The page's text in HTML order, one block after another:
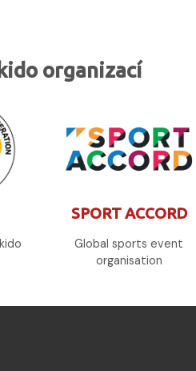
organizací
SPORT ACCORD
Global sports event
organisation